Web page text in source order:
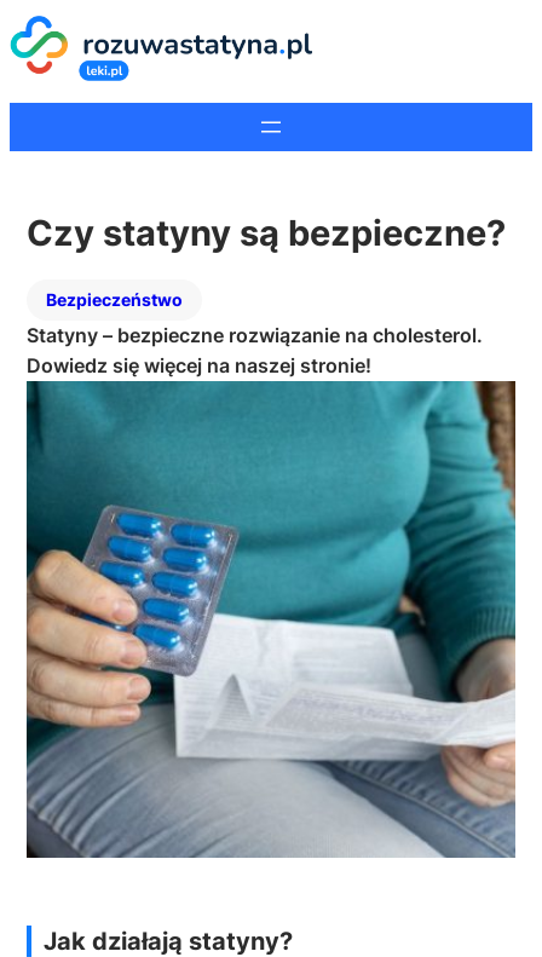
Czy statyny są bezpieczne?
Bezpieczeństwo
Statyny – bezpieczne rozwiązanie na cholesterol.
Dowiedz się więcej na naszej stronie!
Jak działają statyny?